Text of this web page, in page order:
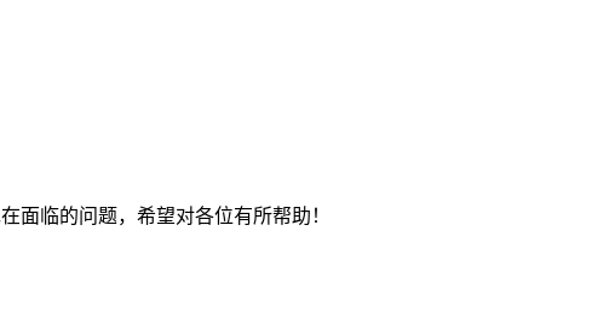
面临的问题，希望对各位有所帮助！